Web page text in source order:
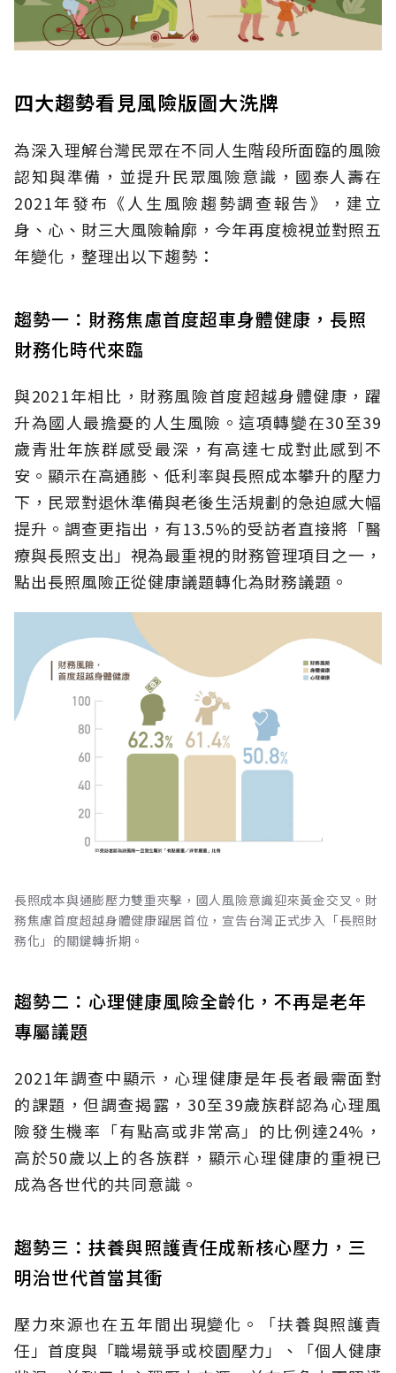
四大趨勢看見風險版圖大洗牌
為深入理解台灣民眾在不同人生階段所面臨的風險
認知與準備，並提升民眾風險意識，國泰人壽在
2021年發布《人生風險趨勢調查報告》，建立
身、心、財三大風險輪廓，今年再度檢視並對照五
年變化，整理出以下趨勢：
趨勢一：財務焦慮首度超車身體健康，長照
財務化時代來臨
與2021年相比，財務風險首度超越身體健康，躍
升為國人最擔憂的人生風險。這項轉變在30至39
歲青壯年族群感受最深，有高達七成對此感到不
安。顯示在高通膨、低利率與長照成本攀升的壓力
下，民眾對退休準備與老後生活規劃的急迫感大幅
提升。調查更指出，有13.5%的受訪者直接將「醫
療與長照支出」視為最重視的財務管理項目之一，
點出長照風險正從健康議題轉化為財務議題。
長照成本與通膨壓力雙重夾擊，國人風險意識迎來黃金交叉。財
務焦慮首度超越身體健康躍居首位，宣告台灣正式步入「長照財
務化」的關鍵轉折期。
趨勢二：心理健康風險全齡化，不再是老年
專屬議題
2021年調查中顯示，心理健康是年長者最需面對
的課題，但調查揭露，30至39歲族群認為心理風
險發生機率「有點高或非常高」的比例達24%，
高於50歲以上的各族群，顯示心理健康的重視已
成為各世代的共同意識。
趨勢三：扶養與照護責任成新核心壓力，三
明治世代首當其衝
壓力來源也在五年間出現變化。「扶養與照護責
任」首度與「職場競爭或校園壓力」、「個人健康